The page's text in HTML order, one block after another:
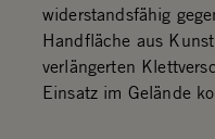
widerstandsfähig
Handfläche aus
verlängerten
Einsatz im Gelände